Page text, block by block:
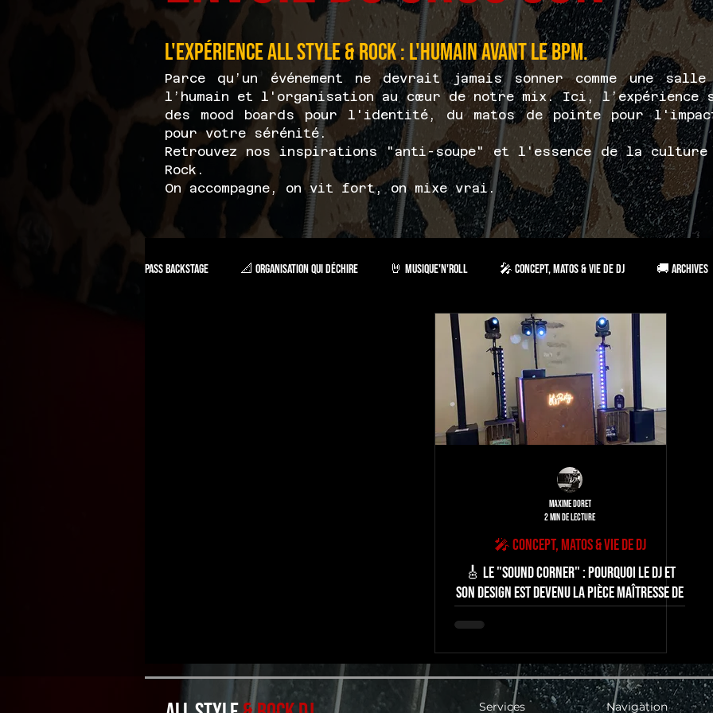
L'expérience All Style & Rock : l'humain avant le BPM.
Parce qu’un événement ne devrait jamais sonner comme une
l’humain et l'organisation au cœur de notre mix. Ici, l’expérience
des mood boards pour l'identité, du matos de pointe pour
pour votre sérénité.
Retrouvez nos inspirations "anti-soupe" et l'essence de la
Rock.
On accompagne, on vit fort, on mixe vrai.
Pass Backstage 📐 Organisation qui déchire 🤘 Musique'n'roll 🎤 Concept, matos & vie de Dj 🚚 Archives
Maxime DORET
2 min de lecture
🎤 Concept, matos & vie de Dj
🎸 Le "Sound Corner" : Pourquoi le DJ et
son design est devenu la pièce maîtresse de
votre décoration de mariage en 2026
Services Navigation